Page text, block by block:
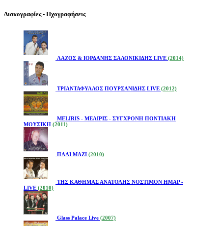
Δισκογραφίες - Ηχογραφήσεις
ΛΑΖΟΣ & ΙΟΡΔΑΝΗΣ ΣΑΛΟΝΙΚΙΔΗΣ LIVE (2014)
ΤΡΙΑΝΤΑΦΥΛΛΟΣ ΠΟΥΡΣΑΝΙΔΗΣ LIVE (2012)
MELIRIS - ΜΕΛΙΡΙΣ - ΣΥΓΧΡΟΝΗ ΠΟΝΤΙΑΚΗ
ΜΟΥΣΙΚΗ (2011)
ΠΑΛΙ ΜΑΖΙ (2010)
ΤΗΣ ΚΑΘΗΜΑΣ ΑΝΑΤΟΛΗΣ ΝΟΣΤΙΜΟΝ ΗΜΑΡ -
LIVE (2010)
Glass Palace Live (2007)